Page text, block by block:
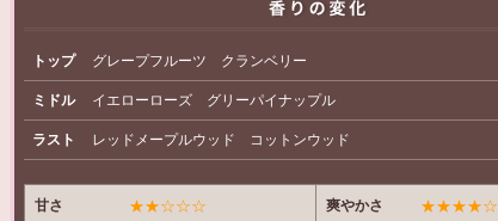
トップ グレープフルーツ クランベリー
ミドル イエローローズ グリーパイナップル
ラスト レッドメープルウッド コットンウッド
甘さ ★★☆☆☆ 爽やかさ ★★★★☆